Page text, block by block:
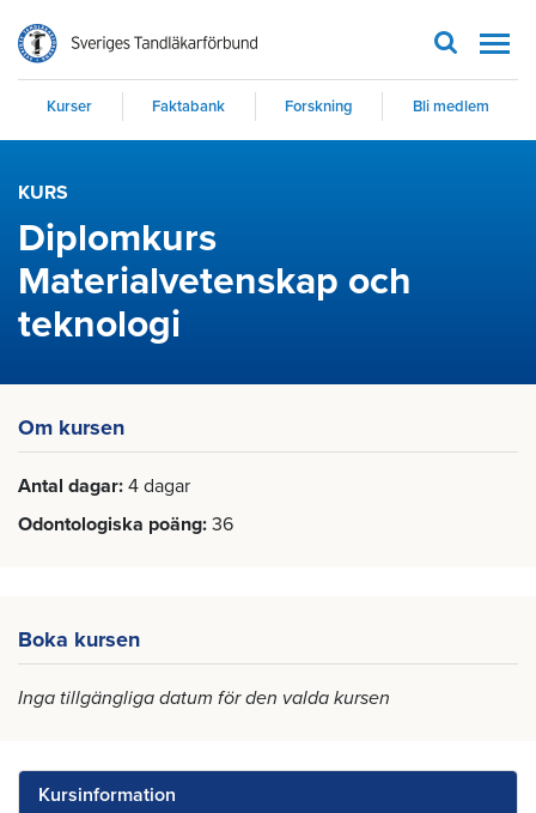
Kurser Faktabank Forskning Bli medlem
KURS
Diplomkurs
Materialvetenskap och
teknologi
Om kursen
Antal dagar 4 dagar
Odontologiska poäng 36
Boka kursen
Inga tillgängliga datum för den valda kursen
Kursinformation